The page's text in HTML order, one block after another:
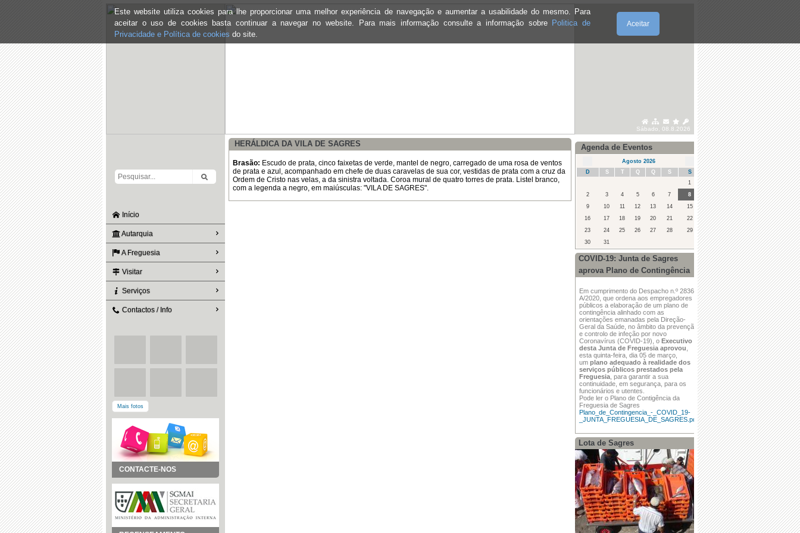
Este website utiliza cookies para lhe proporcionar uma melhor experiência de navegação e aumentar a usabilidade do mesmo. Para
aceitar o uso de cookies basta continuar a navegar no website. Para mais informação consulte a informação sobre Politica de
Privacidade e Política de cookies do site.
Aceitar
Sábado, 08.8.2026
Início
Autarquia
A Freguesia
Visitar
Serviços
Contactos / Info
Mais fotos
CONTACTE-NOS
HERÁLDICA DA VILA DE SAGRES
Brasão: Escudo de prata, cinco faixetas de verde, mantel de negro, carregado de uma rosa de ventos
de prata e azul, acompanhado em chefe de duas caravelas de sua cor, vestidas de prata com a cruz da
Ordem de Cristo nas velas, a da sinistra voltada. Coroa mural de quatro torres de prata. Listel branco,
com a legenda a negro, em maiúsculas: "VILA DE SAGRES".
Agenda de Eventos
Agosto 2026
D
S T Q Q S
S
1
2
3 4 5 6 7
8
9
10 11 12 13 14
15
16
17 18 19 20 21
22
23
24 25 26 27 28
29
30
31
COVID-19: Junta de Sagres
aprova Plano de Contingência
Em cumprimento do Despacho n.º 2836-
A/2020, que ordena aos empregadores
públicos a elaboração de um plano de
contingência alinhado com as
orientações emanadas pela Direção-
Geral da Saúde, no âmbito da prevenção
e controlo de infeção por novo
Coronavírus (COVID-19), o Executivo
desta Junta de Freguesia aprovou
esta quinta-feira, dia 05 de março,
um plano adequado à realidade dos
serviços públicos prestados pela
Freguesia , para garantir a sua
continuidade, em segurança, para os
funcionários e utentes.
Pode ler o Plano de Contigência da
Freguesia de Sagres
Plano_de_Contingencia_-_COVID_19-
_JUNTA_FREGUESIA_DE_SAGRES.pdf
Lota de Sagres